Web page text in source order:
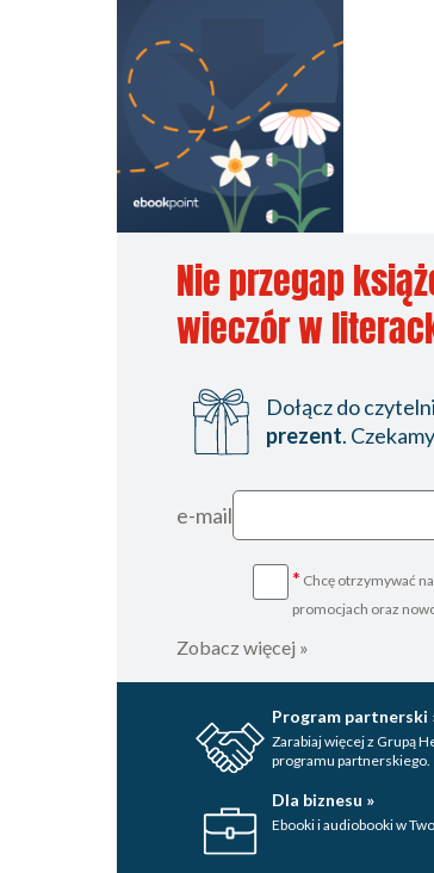
Nie przegap
wieczór w
Dołącz do
prezent.
e-mail
* Chcę otrzymywać
promocjach oraz
Zobacz więcej »
Program partnerski
Zarabiaj więcej z Grupą
programu partnerskiego.
Dla biznesu »
Ebooki i audiobooki w